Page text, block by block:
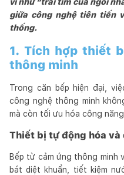
giữa công nghệ tiên tiến
thống.
1. Tích hợp thiết
thông minh
Trong căn bếp hiện đại,
công nghệ thông minh
mà còn tối ưu hóa công
Thiết bị tự động hóa và
Bếp từ cảm ứng thông minh
bát diệt khuẩn, tiết kiệm